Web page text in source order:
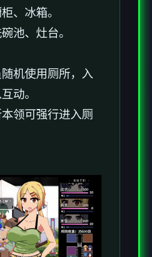
、冰箱。
池、灶台。
机使用厕所，入
动。
领可强行进入厕